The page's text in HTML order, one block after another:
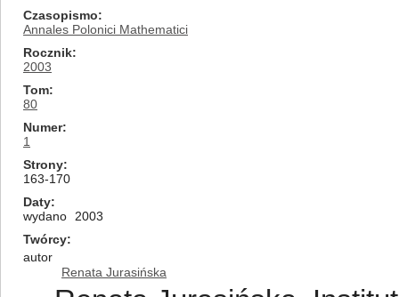
Czasopismo
Annales Polonici Mathematici
Rocznik
2003
Tom
80
Numer
1
Strony
163-170
Daty
wydano
2003
Twórcy
autor
Renata Jurasińska